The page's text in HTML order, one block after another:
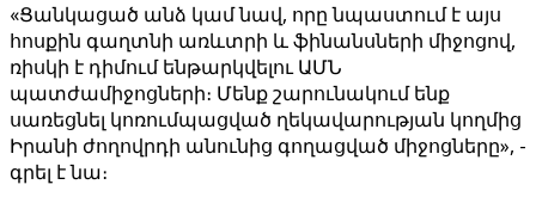
«Ցանկացած անձ կամ նավ, որը նպաստում է այս
հոսքին գաղտնի առևտրի և ֆինանսների միջոցով,
ռիսկի է դիմում ենթարկվելու ԱՄՆ
պատժամիջոցների։ Մենք շարունակում ենք
սառեցնել կոռումպացված ղեկավարության կողմից
Իրանի ժողովրդի անունից գողացված միջոցները», -
գրել է նա։